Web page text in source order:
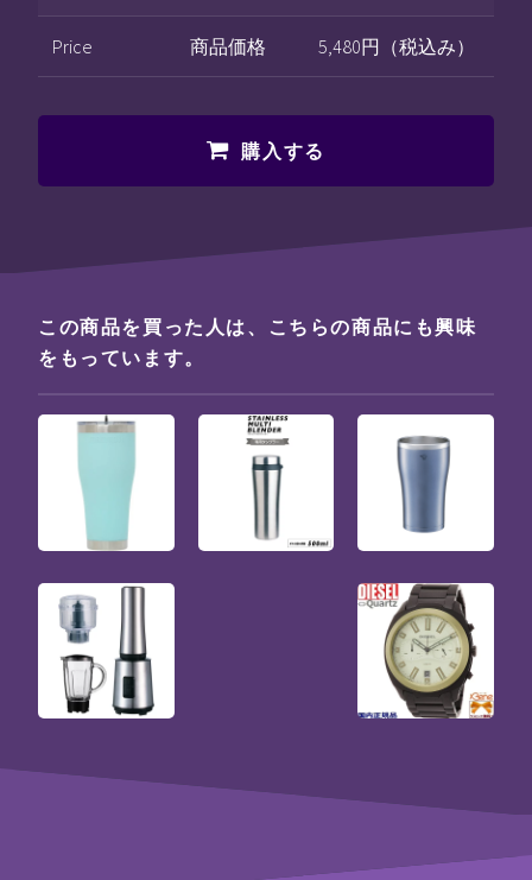
Price 商品価格 5,480円（税込み）
購入する
この商品を買った人は、こちらの商品にも興味
をもっています。